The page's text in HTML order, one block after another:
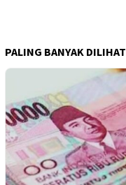
PALING BANYAK DILIHAT